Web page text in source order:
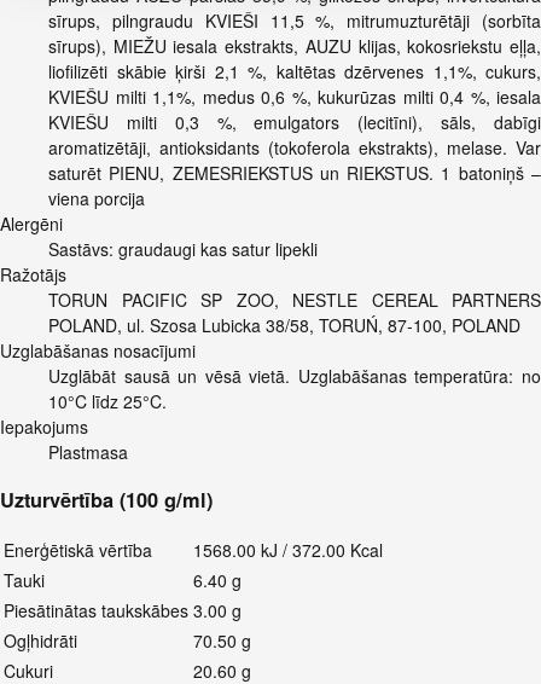
sīrups, pilngraudu KVIEŠI 11,5 %, mitrumuzturētāji (sorbīta
sīrups), MIEŽU iesala ekstrakts, AUZU klijas, kokosriekstu eļļa,
liofilizēti skābie ķirši 2,1 %, kaltētas dzērvenes 1,1%, cukurs,
KVIEŠU milti 1,1%, medus 0,6 %, kukurūzas milti 0,4 %, iesala
KVIEŠU milti 0,3 %, emulgators (lecitīni), sāls, dabīgi
aromatizētāji, antioksidants (tokoferola ekstrakts), melase. Var
saturēt PIENU, ZEMESRIEKSTUS un RIEKSTUS. 1 batoniņš –
viena porcija
Alergēni
Sastāvs: graudaugi kas satur lipekli
Ražotājs
TORUN PACIFIC SP ZOO, NESTLE CEREAL PARTNERS
POLAND, ul. Szosa Lubicka 38/58, TORUŃ, 87-100, POLAND
Uzglabāšanas nosacījumi
Uzglābāt sausā un vēsā vietā. Uzglabāšanas temperatūra: no
10°C līdz 25°C.
Iepakojums
Plastmasa
Uzturvērtība (100 g/ml)
Enerģētiskā vērtība
1568.00 kJ / 372.00 Kcal
Tauki
6.40 g
Piesātinātas taukskābes 3.00 g
Ogļhidrāti
70.50 g
Cukuri
20.60 g